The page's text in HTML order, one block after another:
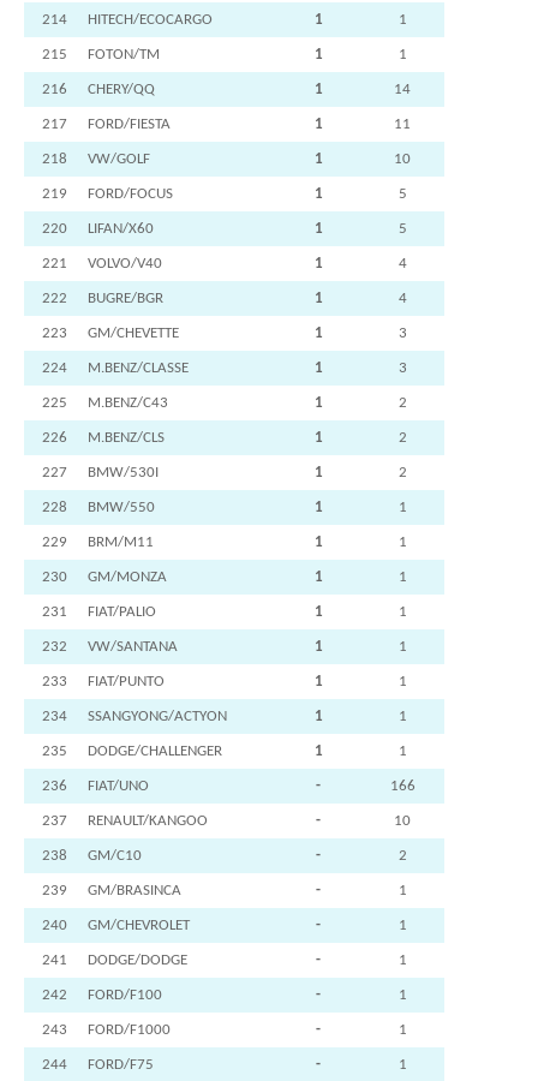
214 HITECH/ECOCARGO 1 1
215 FOTON/TM 1 1
216 CHERY/QQ 1 14
217 FORD/FIESTA 1 11
218 VW/GOLF 1 10
219 FORD/FOCUS 1 5
220 LIFAN/X60 1 5
221 VOLVO/V40 1 4
222 BUGRE/BGR 1 4
223 GM/CHEVETTE 1 3
224 M.BENZ/CLASSE 1 3
225 M.BENZ/C43 1 2
226 M.BENZ/CLS 1 2
227 BMW/530I 1 2
228 BMW/550 1 1
229 BRM/M11 1 1
230 GM/MONZA 1 1
231 FIAT/PALIO 1 1
232 VW/SANTANA 1 1
233 FIAT/PUNTO 1 1
234 SSANGYONG/ACTYON 1 1
235 DODGE/CHALLENGER 1 1
236 FIAT/UNO - 166
237 RENAULT/KANGOO - 10
238 GM/C10 - 2
239 GM/BRASINCA - 1
240 GM/CHEVROLET - 1
241 DODGE/DODGE - 1
242 FORD/F100 - 1
243 FORD/F1000 - 1
244 FORD/F75 - 1